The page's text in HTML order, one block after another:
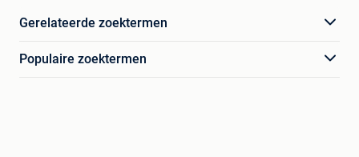
Gerelateerde zoektermen
Populaire zoektermen